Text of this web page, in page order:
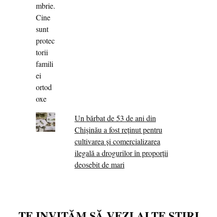
Un bărbat de 53 de ani din
Chișinău a fost reținut pentru
cultivarea și comercializarea
ilegală a drogurilor în proporții
deosebit de mari